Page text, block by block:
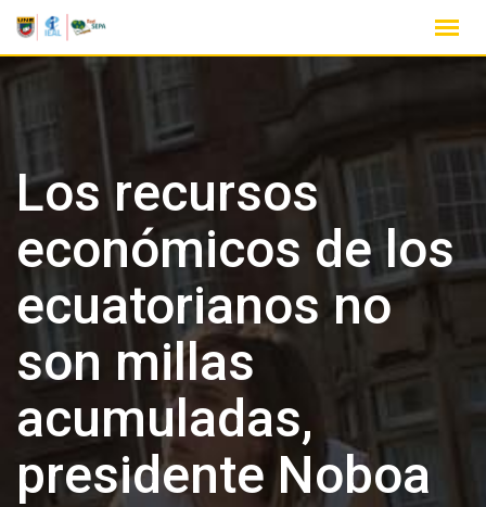
Los recursos
económicos de los
ecuatorianos no
son millas
acumuladas,
presidente Noboa